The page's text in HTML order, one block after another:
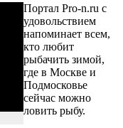
Портал Pro-n.ru с
удовольствием
напоминает всем,
кто любит
рыбачить зимой,
где в Москве и
Подмосковье
сейчас можно
ловить рыбу.